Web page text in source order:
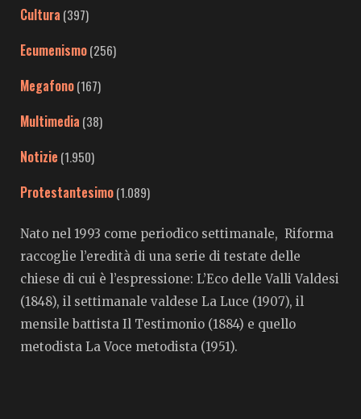
Cultura (397)
Ecumenismo(256)
Megafono(167)
Multimedia (38)
Notizie (1.950)
Protestantesimo(1.089)
Nato nel 1993 come periodico settimanale, Riforma
raccoglie l’eredità di una serie di testate delle
chiese di cui è l’espressione: L’Eco delle Valli Valdesi
(1848), il settimanale valdese La Luce (1907), il
mensile battista Il Testimonio (1884) e quello
metodista La Voce metodista (1951).